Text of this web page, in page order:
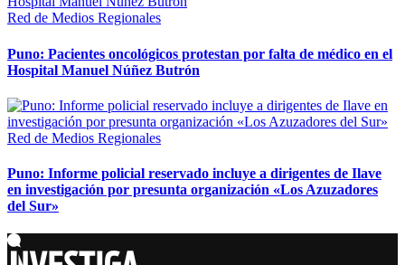
Red de Medios Regionales
Puno: Pacientes oncológicos protestan por falta de médico en el
Hospital Manuel Núñez Butrón
Red de Medios Regionales
Puno: Informe policial reservado incluye a dirigentes de Ilave
en investigación por presunta organización «Los Azuzadores
del Sur»